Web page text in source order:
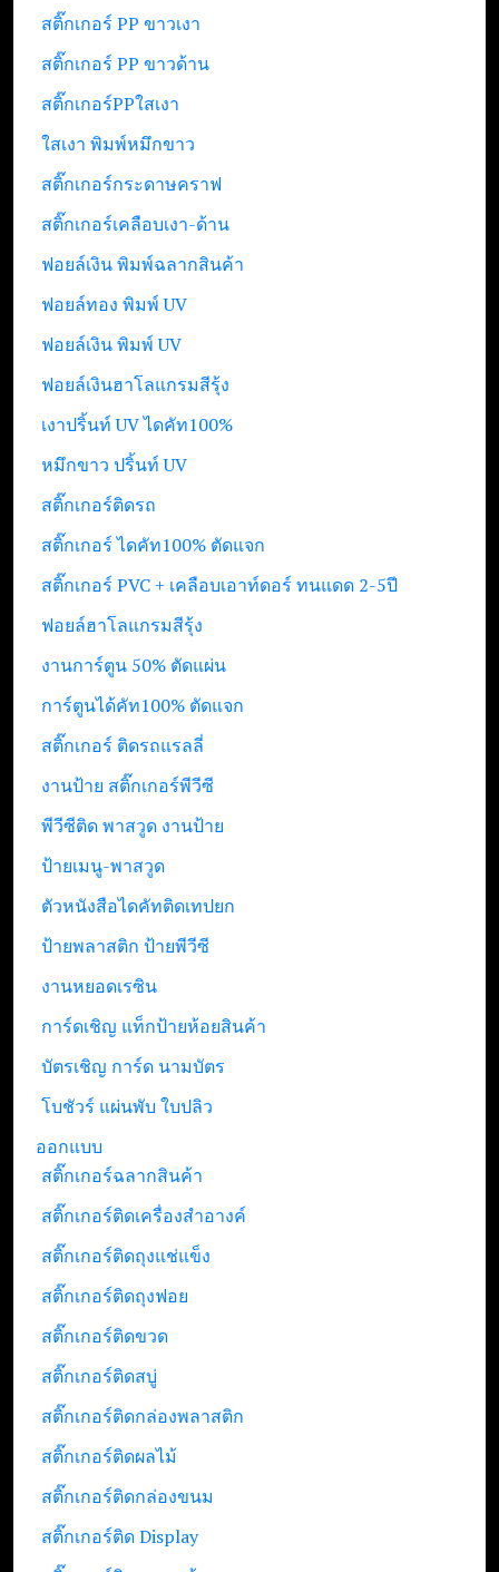
สติ๊กเกอร์ PP ขาวเงา
สติ๊กเกอร์ PP ขาวด้าน
สติ๊กเกอร์PPใสเงา
ใสเงา พิมพ์หมึกขาว
สติ๊กเกอร์กระดาษคราฟ
สติ๊กเกอร์เคลือบเงา-ด้าน
ฟอยล์เงิน พิมพ์ฉลากสินค้า
ฟอยล์ทอง พิมพ์ UV
ฟอยล์เงิน พิมพ์ UV
ฟอยล์เงินฮาโลแกรมสีรุ้ง
เงาปริ้นท์ UV ไดคัท100%
หมึกขาว ปริ้นท์ UV
สติ๊กเกอร์ติดรถ
สติ๊กเกอร์ ไดคัท100% ตัดแจก
สติ๊กเกอร์ PVC + เคลือบเอาท์ดอร์ ทนแดด 2-5ปี
ฟอยล์ฮาโลแกรมสีรุ้ง
งานการ์ตูน 50% ตัดแผ่น
การ์ตูนได้คัท100% ตัดแจก
สติ๊กเกอร์ ติดรถแรลลี่
งานป้าย สติ๊กเกอร์พีวีซี
พีวีซีติด พาสวูด งานป้าย
ป้ายเมนู-พาสวูด
ตัวหนังสือไดคัทติดเทปยก
ป้ายพลาสติก ป้ายพีวีซี
งานหยอดเรซิน
การ์ดเชิญ แท็กป้ายห้อยสินค้า
บัตรเชิญ การ์ด นามบัตร
โบชัวร์ แผ่นพับ ใบปลิว
ออกแบบ
สติ๊กเกอร์ฉลากสินค้า
สติ๊กเกอร์ติดเครื่องสำอางค์
สติ๊กเกอร์ติดถุงแช่แข็ง
สติ๊กเกอร์ติดถุงฟอย
สติ๊กเกอร์ติดขวด
สติ๊กเกอร์ติดสบู่
สติ๊กเกอร์ติดกล่องพลาสติก
สติ๊กเกอร์ติดผลไม้
สติ๊กเกอร์ติดกล่องขนม
สติ๊กเกอร์ติด Display